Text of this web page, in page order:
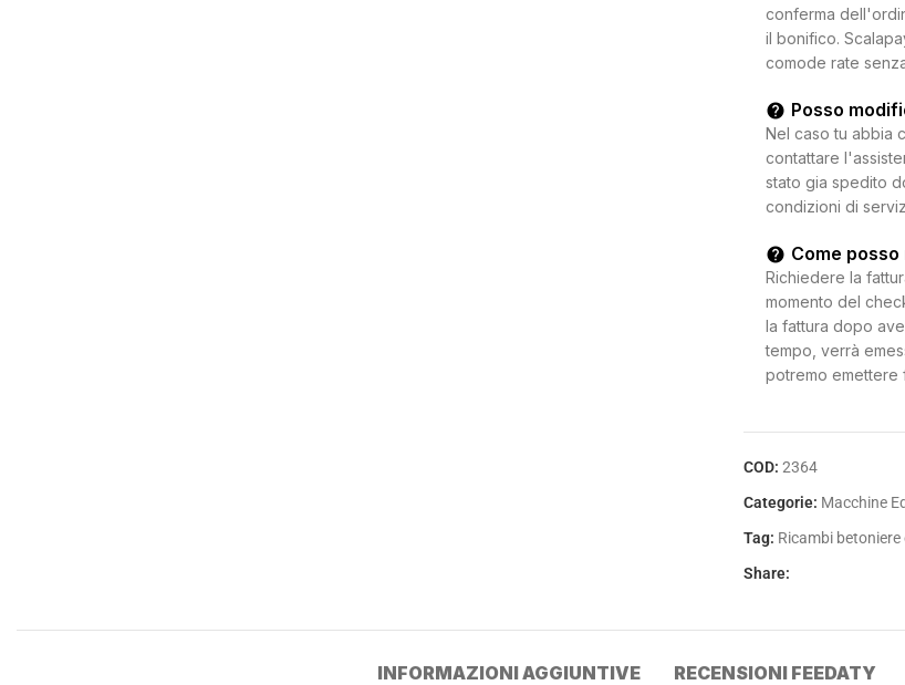
conferma
il bonifico.
comode rate
Posso
Nel caso tu abbia
contattare
stato gia spedito
condizioni di
Come
Richiedere la
momento del
la fattura dopo
tempo, verrà
potremo emettere
COD: 2364
Categorie: Macchine
Tag: Ricambi betoniere
Share:
INFORMAZIONI AGGIUNTIVE RECENSIONI FEEDATY